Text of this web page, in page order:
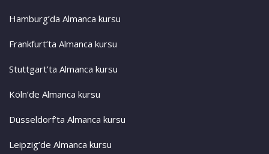
Hamburg’da Almanca kursu
Frankfurt’ta Almanca kursu
Stuttgart’ta Almanca kursu
Köln’de Almanca kursu
Düsseldorf’ta Almanca kursu
Leipzig’de Almanca kursu